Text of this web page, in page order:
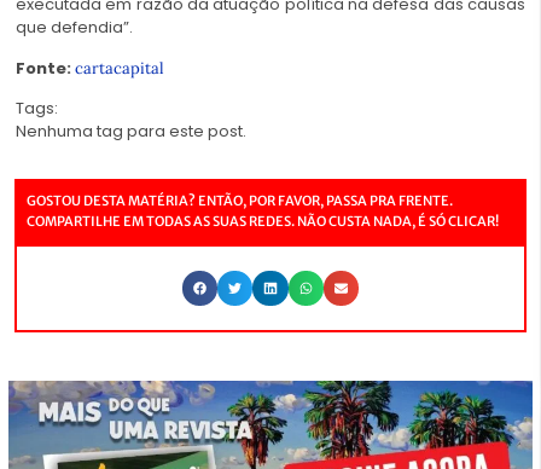
que defendia”.
Fonte: cartacapital
Tags:
Nenhuma tag para este post.
GOSTOU DESTA MATÉRIA? ENTÃO, POR FAVOR, PASSA PRA FRENTE.
COMPARTILHE EM TODAS AS SUAS REDES. NÃO CUSTA NADA, É SÓ CLICAR!